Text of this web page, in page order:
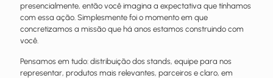
presencialmente, então você imagina a expectativa que tínhamos
com essa ação. Simplesmente foi o momento em que
concretizamos a missão que há anos estamos construindo com
você.
Pensamos em tudo: distribuição dos stands, equipe para nos
representar, produtos mais relevantes, parceiros e claro, em